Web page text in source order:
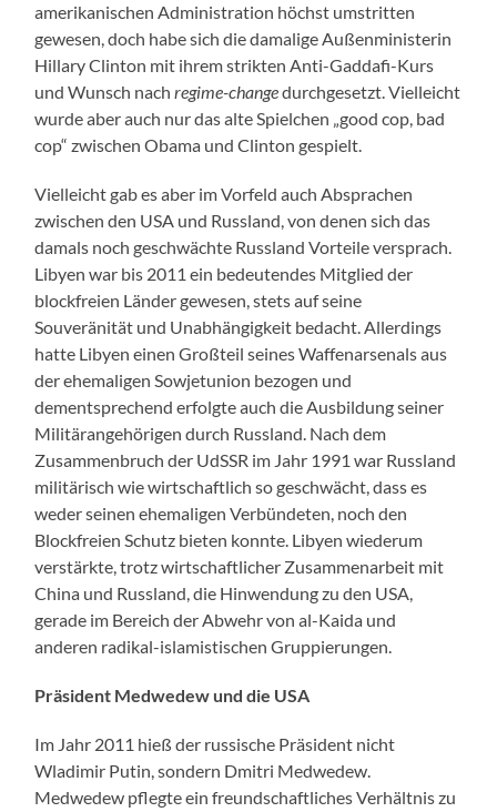
amerikanischen Administration höchst umstritten
gewesen, doch habe sich die damalige Außenministerin
Hillary Clinton mit ihrem strikten Anti-Gaddafi-Kurs
und Wunsch nachregime-changedurchgesetzt. Vielleicht
wurde aber auch nur das alte Spielchen „good cop, bad
cop“ zwischen Obama und Clinton gespielt.
Vielleicht gab es aber im Vorfeld auch Absprachen
zwischen den USA und Russland, von denen sich das
damals noch geschwächte Russland Vorteile versprach.
Libyen war bis 2011 ein bedeutendes Mitglied der
blockfreien Länder gewesen, stets auf seine
Souveränität und Unabhängigkeit bedacht. Allerdings
hatte Libyen einen Großteil seines Waffenarsenals aus
der ehemaligen Sowjetunion bezogen und
dementsprechend erfolgte auch die Ausbildung seiner
Militärangehörigen durch Russland. Nach dem
Zusammenbruch der UdSSR im Jahr 1991 war Russland
militärisch wie wirtschaftlich so geschwächt, dass es
weder seinen ehemaligen Verbündeten, noch den
Blockfreien Schutz bieten konnte. Libyen wiederum
verstärkte, trotz wirtschaftlicher Zusammenarbeit mit
China und Russland, die Hinwendung zu den USA,
gerade im Bereich der Abwehr von al-Kaida und
anderen radikal-islamistischen Gruppierungen.
Präsident Medwedew und die USA
Im Jahr 2011 hieß der russische Präsident nicht
Wladimir Putin, sondern Dmitri Medwedew.
Medwedew pflegte ein freundschaftliches Verhältnis zu